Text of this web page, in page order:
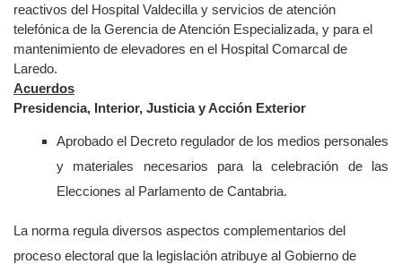
reactivos del Hospital Valdecilla y servicios de atención
telefónica de la Gerencia de Atención Especializada, y para el
mantenimiento de elevadores en el Hospital Comarcal de
Laredo.
Acuerdos
Presidencia, Interior, Justicia y Acción Exterior
Aprobado el Decreto regulador de los medios personales
y materiales necesarios para la celebración de las
Elecciones al Parlamento de Cantabria.
La norma regula diversos aspectos complementarios del
proceso electoral que la legislación atribuye al Gobierno de